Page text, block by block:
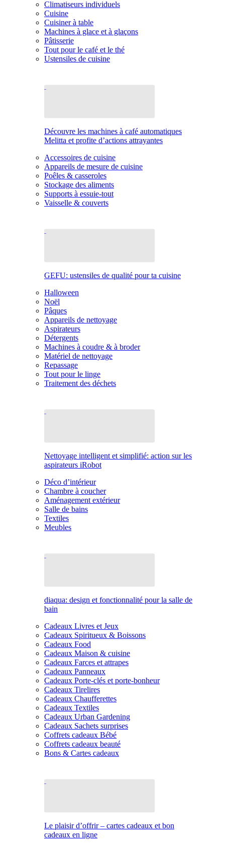
Climatiseurs individuels
Cuisine
Cuisiner à table
Machines à glace et à glaçons
Pâtisserie
Tout pour le café et le thé
Ustensiles de cuisine
Découvre les machines à café automatiques
Melitta et profite d’actions attrayantes
Accessoires de cuisine
Appareils de mesure de cuisine
Poêles & casseroles
Stockage des aliments
Supports à essuie-tout
Vaisselle & couverts
GEFU: ustensiles de qualité pour ta cuisine
Halloween
Noël
Pâques
Appareils de nettoyage
Aspirateurs
Détergents
Machines à coudre & à broder
Matériel de nettoyage
Repassage
Tout pour le linge
Traitement des déchets
Nettoyage intelligent et simplifié: action sur les
aspirateurs iRobot
Déco d’intérieur
Chambre à coucher
Aménagement extérieur
Salle de bains
Textiles
Meubles
diaqua: design et fonctionnalité pour la salle de
bain
Cadeaux Livres et Jeux
Cadeaux Spiritueux & Boissons
Cadeaux Food
Cadeaux Maison & cuisine
Cadeaux Farces et attrapes
Cadeaux Panneaux
Cadeaux Porte-clés et porte-bonheur
Cadeaux Tirelires
Cadeaux Chaufferettes
Cadeaux Textiles
Cadeaux Urban Gardening
Cadeaux Sachets surprises
Coffrets cadeaux Bébé
Coffrets cadeaux beauté
Bons & Cartes cadeaux
Le plaisir d’offrir – cartes cadeaux et bon
cadeaux en ligne